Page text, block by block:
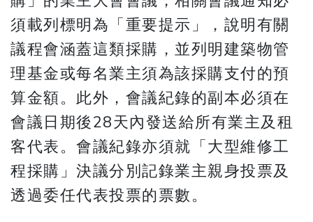
須載列標明為「重要提示」，說明有關
議程會涵蓋這類採購，並列明建築物管
理基金或每名業主須為該採購支付的預
算金額。此外，會議紀錄的副本必須在
會議日期後28天內發送給所有業主及租
客代表。會議紀錄亦須就「大型維修工
程採購」決議分別記錄業主親身投票及
透過委任代表投票的票數。